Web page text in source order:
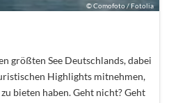
©Comofoto / Fotolia
größten See Deutschlands, dabei
Highlights mitnehmen,
bieten haben. Geht nicht? Geht